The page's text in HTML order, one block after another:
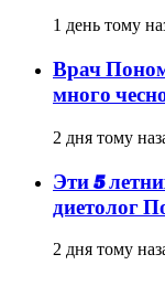
1 день тому
Врач
много
2 дня тому
Эти 5
диетолог
2 дня тому